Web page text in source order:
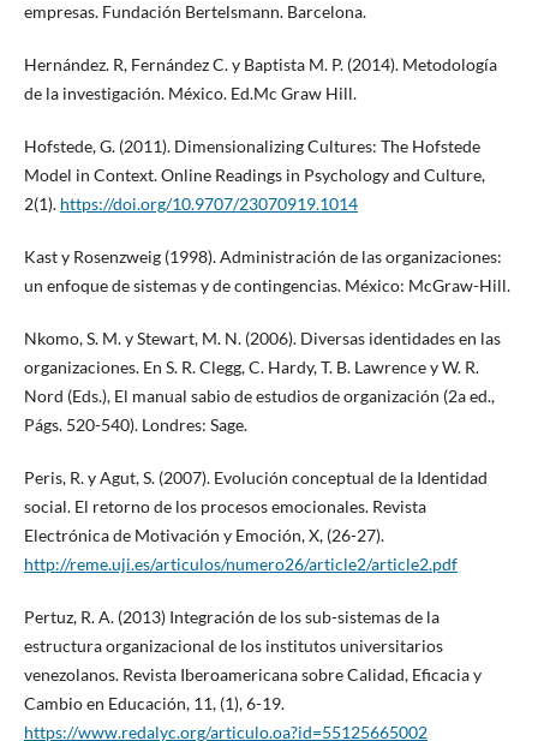
empresas. Fundación Bertelsmann. Barcelona.
Hernández. R, Fernández C. y Baptista M. P. (2014). Metodología
de la investigación. México. Ed.Mc Graw Hill.
Hofstede, G. (2011). Dimensionalizing Cultures: The Hofstede
Model in Context. Online Readings in Psychology and Culture,
2(1). https://doi.org/10.9707/23070919.1014
Kast y Rosenzweig (1998). Administración de las organizaciones:
un enfoque de sistemas y de contingencias. México: McGraw-Hill.
Nkomo, S. M. y Stewart, M. N. (2006). Diversas identidades en las
organizaciones. En S. R. Clegg, C. Hardy, T. B. Lawrence y W. R.
Nord (Eds.), El manual sabio de estudios de organización (2a ed.,
Págs. 520-540). Londres: Sage.
Peris, R. y Agut, S. (2007). Evolución conceptual de la Identidad
social. El retorno de los procesos emocionales. Revista
Electrónica de Motivación y Emoción, X, (26-27).
http://reme.uji.es/articulos/numero26/article2/article2.pdf
Pertuz, R. A. (2013) Integración de los sub-sistemas de la
estructura organizacional de los institutos universitarios
venezolanos. Revista Iberoamericana sobre Calidad, Eficacia y
Cambio en Educación, 11, (1), 6-19.
https://www.redalyc.org/articulo.oa?id=55125665002